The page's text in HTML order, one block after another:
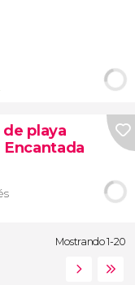
playa
Mostrando 1-20